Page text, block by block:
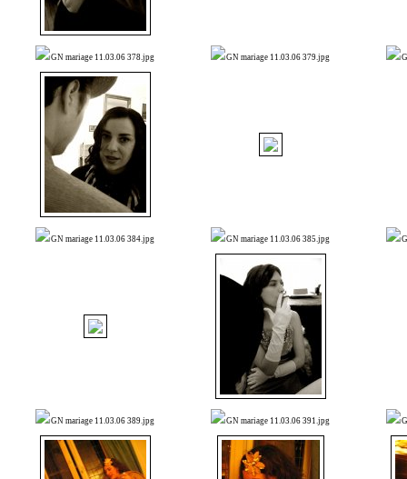
GN mariage 11.03.06 378.jpg GN mariage 11.03.06 379.jpg
GN mariage 11.03.06 384.jpg GN mariage 11.03.06 385.jpg
GN mariage 11.03.06 389.jpg GN mariage 11.03.06 391.jpg